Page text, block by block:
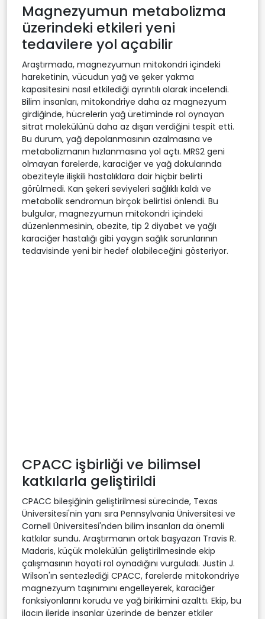
Magnezyumun metabolizma
üzerindeki etkileri yeni
tedavilere yol açabilir
Araştırmada, magnezyumun mitokondri içindeki
hareketinin, vücudun yağ ve şeker yakma
kapasitesini nasıl etkilediği ayrıntılı olarak incelendi.
Bilim insanları, mitokondriye daha az magnezyum
girdiğinde, hücrelerin yağ üretiminde rol oynayan
sitrat molekülünü daha az dışarı verdiğini tespit etti.
Bu durum, yağ depolanmasının azalmasına ve
metabolizmanın hızlanmasına yol açtı. MRS2 geni
olmayan farelerde, karaciğer ve yağ dokularında
obeziteyle ilişkili hastalıklara dair hiçbir belirti
görülmedi. Kan şekeri seviyeleri sağlıklı kaldı ve
metabolik sendromun birçok belirtisi önlendi. Bu
bulgular, magnezyumun mitokondri içindeki
düzenlenmesinin, obezite, tip 2 diyabet ve yağlı
karaciğer hastalığı gibi yaygın sağlık sorunlarının
tedavisinde yeni bir hedef olabileceğini gösteriyor.
CPACC işbirliği ve bilimsel
katkılarla geliştirildi
CPACC bileşiğinin geliştirilmesi sürecinde, Texas
Üniversitesi'nin yanı sıra Pennsylvania Üniversitesi ve
Cornell Üniversitesi'nden bilim insanları da önemli
katkılar sundu. Araştırmanın ortak başyazarı Travis R.
Madaris, küçük molekülün geliştirilmesinde ekip
çalışmasının hayati rol oynadığını vurguladı. Justin J.
Wilson'ın sentezlediği CPACC, farelerde mitokondriye
magnezyum taşınımını engelleyerek, karaciğer
fonksiyonlarını korudu ve yağ birikimini azalttı. Ekip, bu
ilacın ileride insanlar üzerinde de benzer etkiler